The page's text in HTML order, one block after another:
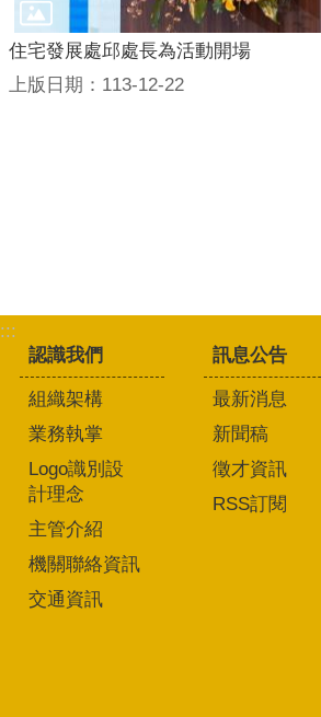
住宅發展處邱處長為活動開場
上版日期：113-12-22
:::
認識我們
組織架構
業務執掌
Logo識別設
計理念
主管介紹
機關聯絡資訊
交通資訊
訊息公告
最新消息
新聞稿
徵才資訊
RSS訂閱